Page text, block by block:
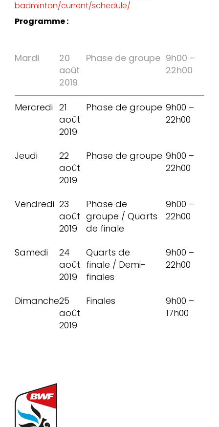
badminton/current/schedule/
Programme :
Mardi
20
août
2019
Phase de groupe
9h00 –
22h00
Mercredi
21
août
2019
Phase de groupe 9h00 –
22h00
Jeudi
22
août
2019
Phase de groupe 9h00 –
22h00
Vendredi 23
août
2019
Phase de
groupe / Quarts
de finale
9h00 –
22h00
Samedi
24
août
2019
Quarts de
finale / Demi-
finales
9h00 –
22h00
Dimanche25
août
2019
Finales
9h00 –
17h00